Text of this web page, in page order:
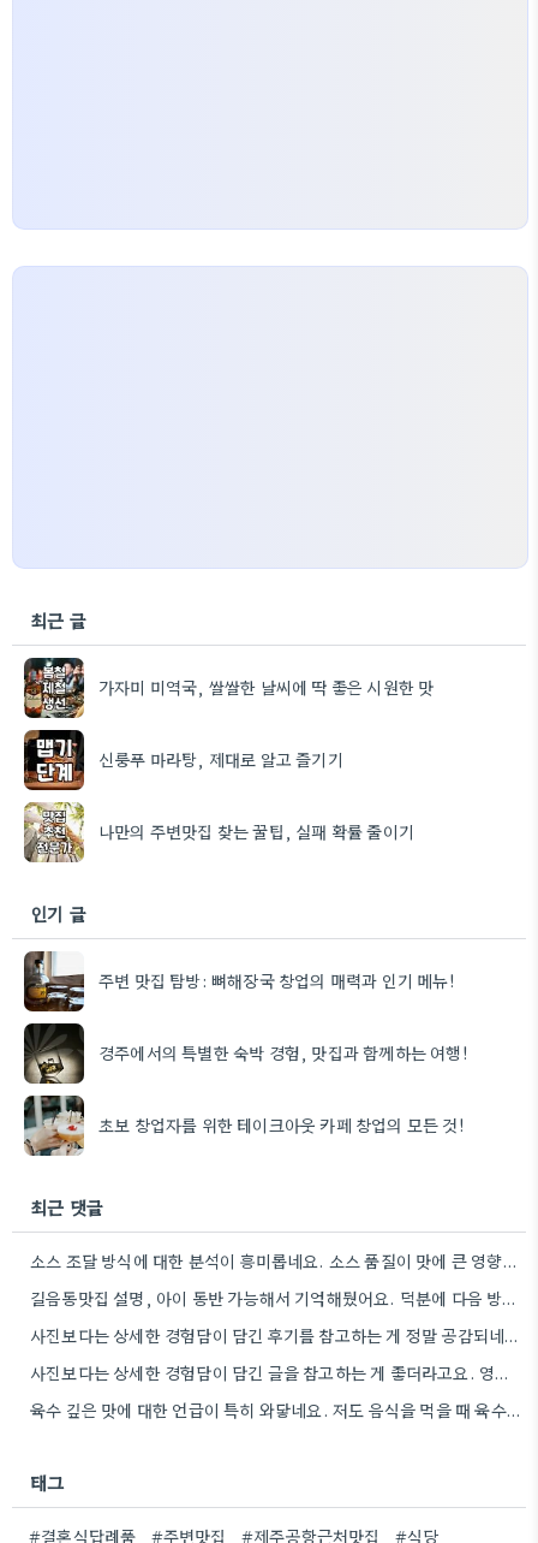
최근 글
가자미 미역국, 쌀쌀한 날씨에 딱 좋은 시원한 맛
신룽푸 마라탕, 제대로 알고 즐기기
나만의 주변맛집 찾는 꿀팁, 실패 확률 줄이기
인기 글
주변 맛집 탐방: 뼈해장국 창업의 매력과 인기 메뉴!
경주에서의 특별한 숙박 경험, 맛집과 함께하는 여행!
초보 창업자를 위한 테이크아웃 카페 창업의 모든 것!
최근 댓글
소스 조달 방식에 대한 분석이 흥미롭네요. 소스 품질이 맛에 큰 영향을 주니까, 브랜드 선택할 때…
길음동맛집 설명, 아이 동반 가능해서 기억해뒀어요. 덕분에 다음 방문할 때 훨씬 수월할 것 같아요.
사진보다는 상세한 경험담이 담긴 후기를 참고하는 게 정말 공감되네요. 특히 어떤 점이 좋았고 아쉬웠는지 구체적으로…
사진보다는 상세한 경험담이 담긴 글을 참고하는 게 좋더라고요. 영화 상영회 경험이 기억에 남는다는 점이 흥미롭네요.
육수 깊은 맛에 대한 언급이 특히 와닿네요. 저도 음식을 먹을 때 육수의 깊은 맛을 중요하게…
태그
#결혼식답례품 #주변맛집 #제주공항근처맛집 #식당